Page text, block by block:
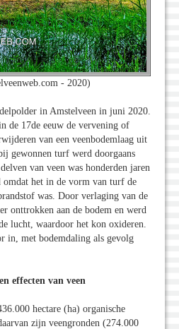
- 2020)
in Amstelveen in juni 2020.
de 17de eeuw de vervening of
van een veenbodemlaag uit
gewonnen turf werd doorgaans
van veen was honderden jaren
omdat het in de vorm van turf de
was. Door verlaging van de
onttrokken aan de bodem en werd
lucht, waardoor het kon oxideren.
in, met bodemdaling als gevolg
effecten van veen
hectare (ha) organische
zijn veengronden (274.000